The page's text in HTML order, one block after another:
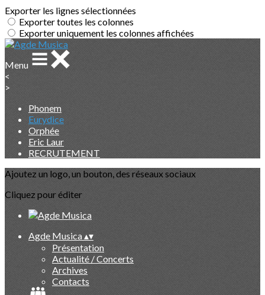
Exporter les lignes sélectionnées
Exporter toutes les colonnes
Exporter uniquement les colonnes affichées
Menu
<
>
Phonem
Eurydice
Orphée
Eric Laur
RECRUTEMENT
Ajoutez un logo, un bouton, des réseaux sociaux
Cliquez pour éditer
Agde Musica▴▾
Présentation
Actualité / Concerts
Archives
Contacts